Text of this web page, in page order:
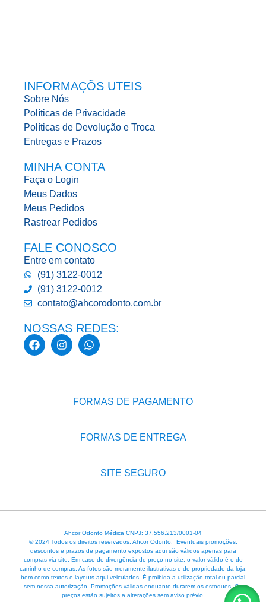
INFORMAÇÕS UTEIS
Sobre Nós
Políticas de Privacidade
Políticas de Devolução e Troca
Entregas e Prazos
MINHA CONTA
Faça o Login
Meus Dados
Meus Pedidos
Rastrear Pedidos
FALE CONOSCO
Entre em contato
(91) 3122-0012
(91) 3122-0012
contato@ahcorodonto.com.br
NOSSAS REDES:
FORMAS DE PAGAMENTO
FORMAS DE ENTREGA
SITE SEGURO
Ahcor Odonto Médica CNPJ: 37.556.213/0001-04
© 2024 Todos os direitos reservados. Ahcor Odonto. Eventuais promoções,
descontos e prazos de pagamento expostos aqui são válidos apenas para
compras via site. Em caso de divergência de preço no site, o valor válido é o do
carrinho de compras. As fotos são meramente ilustrativas e de propriedade da loja,
bem como textos e layouts aqui veiculados. É proibida a utilização total ou parcial
sem nossa autorização. Promoções válidas enquanto durarem os estoques. Os
preços estão sujeitos a alterações sem aviso prévio.